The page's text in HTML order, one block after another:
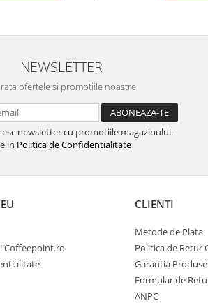
NEWSLETTER
ofertele si promotiile noastre
newsletter cu promotiile magazinului.
in Politica de Confidentialitate
Coffeepoint.ro
CLIENTI
Metode de Plata
Politica de Retur
Garantia
Formular de
ANPC